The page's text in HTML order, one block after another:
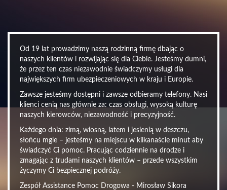
Od 19 lat prowadzimy naszą rodzinną firmę dbając o
naszych klientów i rozwijając się dla Ciebie. Jesteśmy dumni,
że przez ten czas niezawodnie świadczymy usługi dla
największych firm ubezpieczeniowych w kraju i Europie.
Zawsze jesteśmy dostępni i zawsze odbieramy telefony. Nasi
klienci cenią nas głównie za: czas obsługi, wysoką kulturę
naszych kierowców, niezawodność i precyzyjność.
Każdego dnia: zimą, wiosną, latem i jesienią w deszczu,
słońcu mgle – jesteśmy na miejscu w kilkanaście minut aby
świadczyć Ci pomoc. Pracując codziennie na drodze i
zmagając z trudami naszych klientów – przede wszystkim
życzymy Ci bezpiecznej podróży.
Zespół Assistance Pomoc Drogowa - Mirosław Sikora